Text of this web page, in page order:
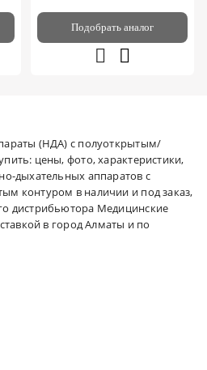
Подобрать аналог
(НДА) с полуоткрытым/
цены, фото, характеристики,
дыхательных аппаратов с
контуром в наличии и под заказ,
дистрибьютора Медицинские
в город Алматы и по